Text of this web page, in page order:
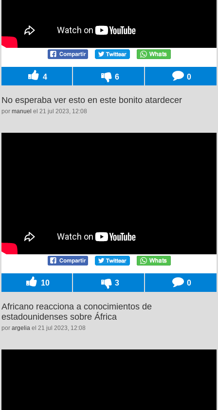
4 6 0
No esperaba ver esto en este bonito atardecer
por manuel el 21 jul 2023, 12:08
10 3 0
Africano reacciona a conocimientos de
estadounidenses sobre África
por argelia el 21 jul 2023, 12:08